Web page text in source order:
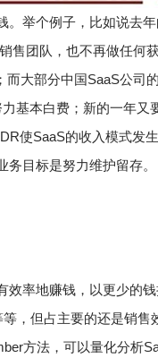
举个例子，比如说去
售团队，也不再做任何
大部分中国SaaS公司
基本白费；新的一年
使SaaS的收入模式发
目标是努力维护留存。
率地赚钱，以更少的钱
，但占主要的还是销售
方法，可以量化分析